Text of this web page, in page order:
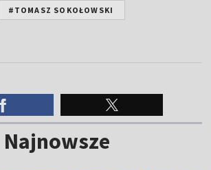
#TOMASZ SOKOŁOWSKI
Najnowsze